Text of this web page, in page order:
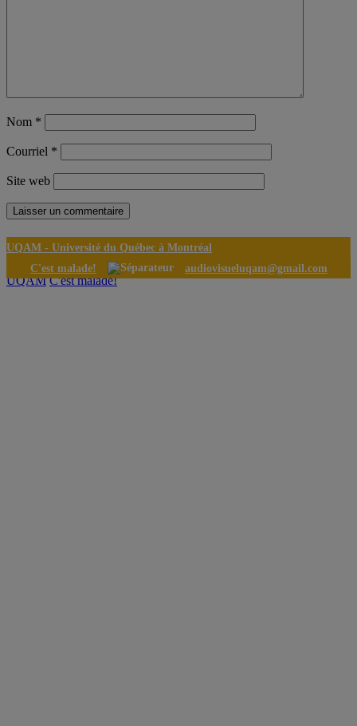
Nom *
Courriel *
Site web
UQAM - Université du Québec à Montréal
C'est malade!
audiovisueluqam@gmail.com
UQAM C'est malade!